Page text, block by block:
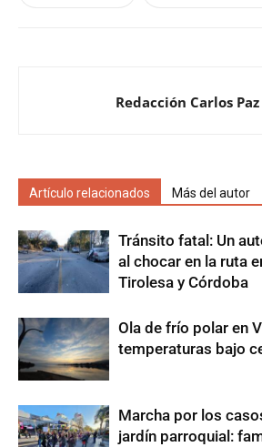
Redacción Carlos
Artículo relacionados Más del autor
Tránsito fatal: Un
al chocar en la ruta
Tirolesa y Córdoba
Ola de frío polar en
temperaturas bajo
Marcha por los
jardín parroquial: